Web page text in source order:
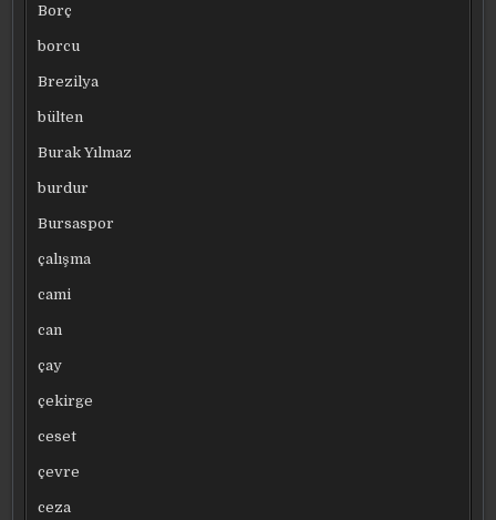
Borç
borcu
Brezilya
bülten
Burak Yılmaz
burdur
Bursaspor
çalışma
cami
can
çay
çekirge
ceset
çevre
ceza